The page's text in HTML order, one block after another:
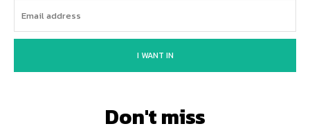
I WANT IN
Don't miss